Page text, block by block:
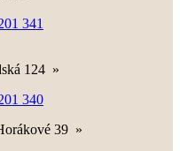
341
124 »
340
39 »